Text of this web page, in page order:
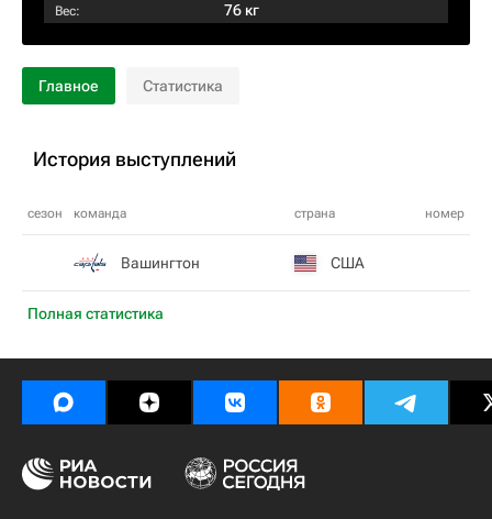
Вес: 76 кг
Главное Статистика
История выступлений
сезон команда страна номер
Полная статистика
Вашингтон США